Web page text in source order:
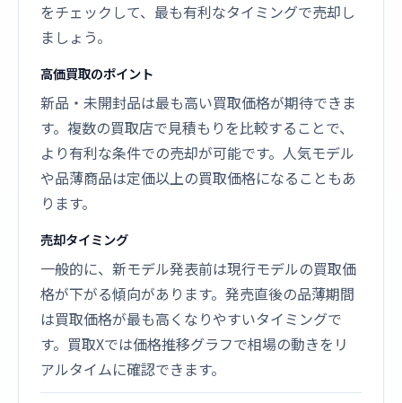
をチェックして、最も有利なタイミングで売却し
ましょう。
高価買取のポイント
新品・未開封品は最も高い買取価格が期待できま
す。複数の買取店で見積もりを比較することで、
より有利な条件での売却が可能です。人気モデル
や品薄商品は定価以上の買取価格になることもあ
ります。
売却タイミング
一般的に、新モデル発表前は現行モデルの買取価
格が下がる傾向があります。発売直後の品薄期間
は買取価格が最も高くなりやすいタイミングで
す。買取Xでは価格推移グラフで相場の動きをリ
アルタイムに確認できます。